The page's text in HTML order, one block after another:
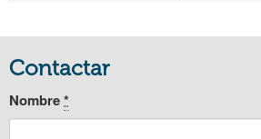
Contactar
Nombre*